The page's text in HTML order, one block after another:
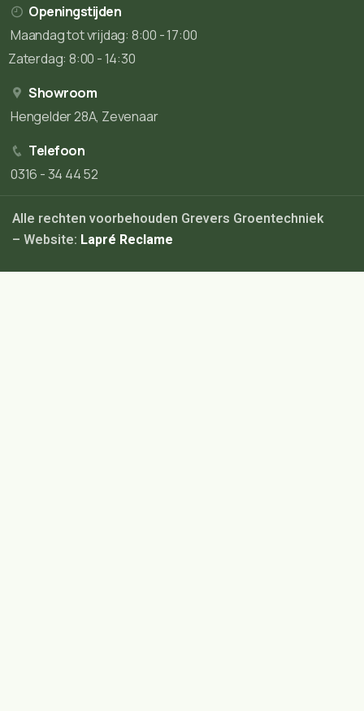
Openingstijden
Maandag tot vrijdag: 8:00 - 17:00
Zaterdag: 8:00 - 14:30
Showroom
Hengelder 28A, Zevenaar
Telefoon
0316 - 34 44 52
Alle rechten voorbehouden Grevers Groentechniek
– Website: Lapré Reclame